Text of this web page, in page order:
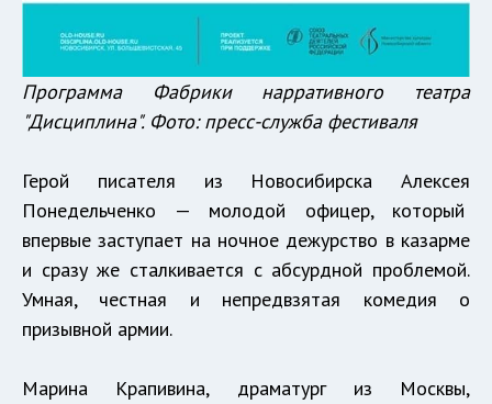
Программа Фабрики нарративного театра
"Дисциплина". Фото: пресс-служба фестиваля
Герой писателя из Новосибирска Алексея
Понедельченко — молодой офицер, который
впервые заступает на ночное дежурство в казарме
и сразу же сталкивается с абсурдной проблемой.
Умная, честная и непредвзятая комедия о
призывной армии.
Марина Крапивина, драматург из Москвы,